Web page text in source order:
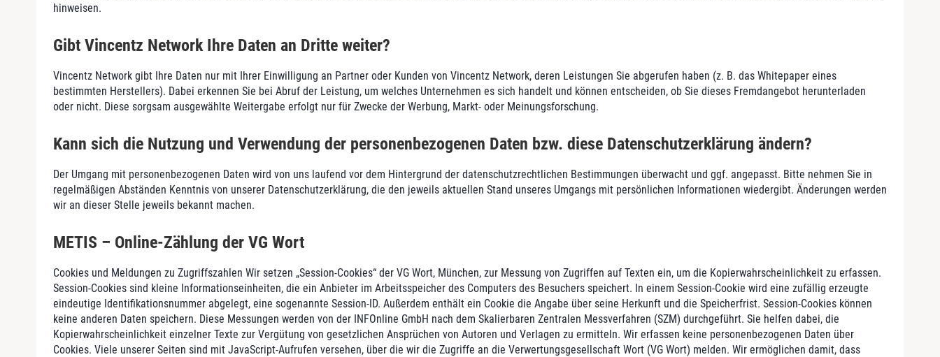
hinweisen.
Gibt Vincentz Network Ihre Daten an Dritte weiter?
Vincentz Network gibt Ihre Daten nur mit Ihrer Einwilligung an Partner oder Kunden von Vincentz Network, deren Leistungen Sie abgerufen haben (z. B. das Whitepaper eines
bestimmten Herstellers). Dabei erkennen Sie bei Abruf der Leistung, um welches Unternehmen es sich handelt und können entscheiden, ob Sie dieses Fremdangebot herunterladen
oder nicht. Diese sorgsam ausgewählte Weitergabe erfolgt nur für Zwecke der Werbung, Markt- oder Meinungsforschung.
Kann sich die Nutzung und Verwendung der personenbezogenen Daten bzw. diese Datenschutzerklärung ändern?
Der Umgang mit personenbezogenen Daten wird von uns laufend vor dem Hintergrund der datenschutzrechtlichen Bestimmungen überwacht und ggf. angepasst. Bitte nehmen Sie in
regelmäßigen Abständen Kenntnis von unserer Datenschutzerklärung, die den jeweils aktuellen Stand unseres Umgangs mit persönlichen Informationen wiedergibt. Änderungen werden
wir an dieser Stelle jeweils bekannt machen.
METIS – Online-Zählung der VG Wort
Cookies und Meldungen zu Zugriffszahlen Wir setzen „Session-Cookies“ der VG Wort, München, zur Messung von Zugriffen auf Texten ein, um die Kopierwahrscheinlichkeit zu erfassen.
Session-Cookies sind kleine Informationseinheiten, die ein Anbieter im Arbeitsspeicher des Computers des Besuchers speichert. In einem Session-Cookie wird eine zufällig erzeugte
eindeutige Identifikationsnummer abgelegt, eine sogenannte Session-ID. Außerdem enthält ein Cookie die Angabe über seine Herkunft und die Speicherfrist. Session-Cookies können
keine anderen Daten speichern. Diese Messungen werden von der INFOnline GmbH nach dem Skalierbaren Zentralen Messverfahren (SZM) durchgeführt. Sie helfen dabei, die
Kopierwahrscheinlichkeit einzelner Texte zur Vergütung von gesetzlichen Ansprüchen von Autoren und Verlagen zu ermitteln. Wir erfassen keine personenbezogenen Daten über
Cookies. Viele unserer Seiten sind mit JavaScript-Aufrufen versehen, über die wir die Zugriffe an die Verwertungsgesellschaft Wort (VG Wort) melden. Wir ermöglichen damit, dass